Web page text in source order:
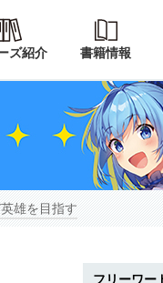
ズ紹介 書籍情報
雄を目指す